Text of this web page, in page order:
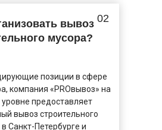
02
вывоз
мусора?
позиции в сфере
компания «PROвывоз» на
предоставляет
вывоз строительного
Санкт-Петербурге и